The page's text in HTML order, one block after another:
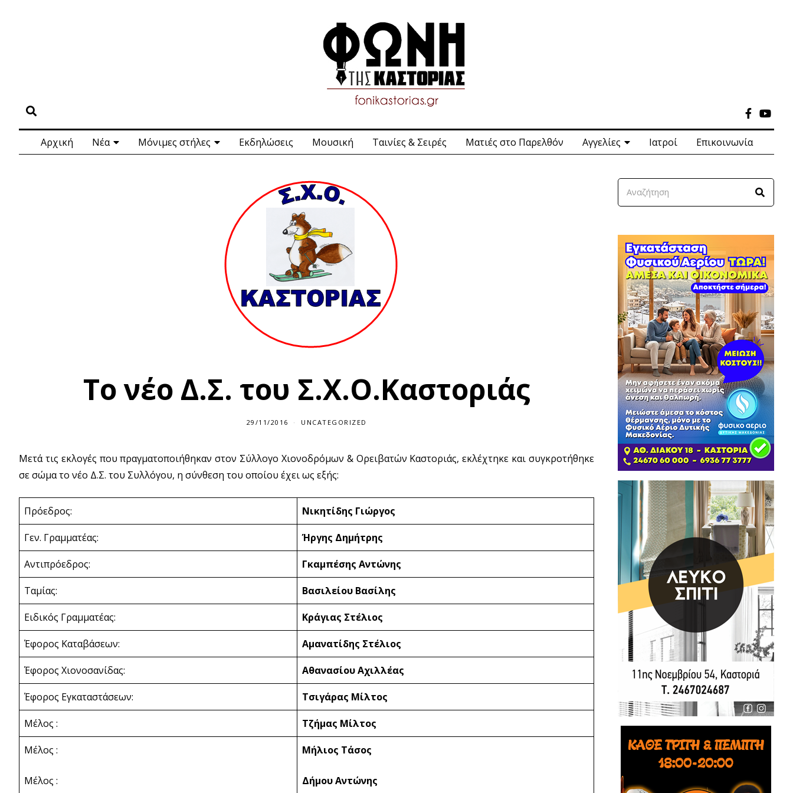
Αρχική Νέα Μόνιμες στήλες Εκδηλώσεις Μουσική Ταινίες & Σειρές Ματιές στο Παρελθόν Αγγελίες Ιατροί Επικοινωνία
Το νέο Δ.Σ. του Σ.Χ.Ο.Καστοριάς
29/11/2016 UNCATEGORIZED
Μετά τις εκλογές που πραγματοποιήθηκαν στον Σύλλογο Χιονοδρόμων & Ορειβατών Καστοριάς, εκλέχτηκε και συγκροτήθηκε
σε σώμα το νέο Δ.Σ. του Συλλόγου, η σύνθεση του οποίου έχει ως εξής:
Πρόεδρος: Νικητίδης Γιώργος
Γεν. Γραμματέας: Ήργης Δημήτρης
Αντιπρόεδρος: Γκαμπέσης Αντώνης
Ταμίας: Βασιλείου Βασίλης
Ειδικός Γραμματέας: Κράγιας Στέλιος
Έφορος Καταβάσεων: Αμανατίδης Στέλιος
Έφορος Χιονοσανίδας: Αθανασίου Αχιλλέας
Έφορος Εγκαταστάσεων: Τσιγάρας Μίλτος
Μέλος : Τζήμας Μίλτος
Μέλος :
Μέλος :
Μήλιος Τάσος
Δήμου Αντώνης